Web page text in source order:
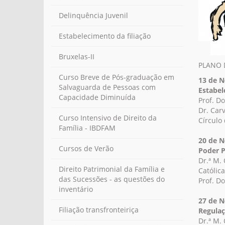
Delinquência Juvenil
Estabelecimento da filiação
Bruxelas-II
Curso Breve de Pós-graduação em
Salvaguarda de Pessoas com
Capacidade Diminuída
Curso Intensivo de Direito da
Família - IBDFAM
Cursos de Verão
Direito Patrimonial da Família e
das Sucessões - as questões do
inventário
Filiação transfronteiriça
PLANO
13 de
Prof.
Dr.
Círculo
20 de
Poder
Dr.ª
Prof.
27 de
Dr.ª